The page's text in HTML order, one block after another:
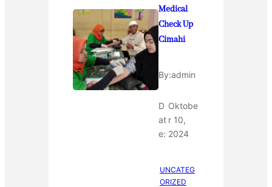
Medical
Check Up
Cimahi
By:admin
D
at
e:
Oktobe
r 10,
2024
UNCATEG
ORIZED